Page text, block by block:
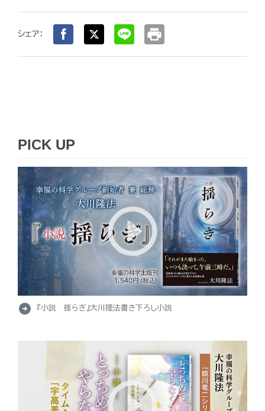
シェア： print
PICK UP
arrow_circle_right 『小説 揺らぎ』大川隆法書き下ろし小説